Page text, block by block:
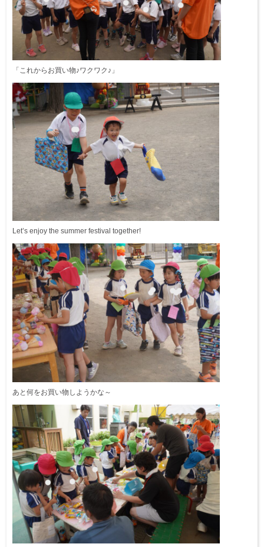
「これからお買い物♪ワクワク♪」
Let’s enjoy the summer festival together!
あと何をお買い物しようかな～